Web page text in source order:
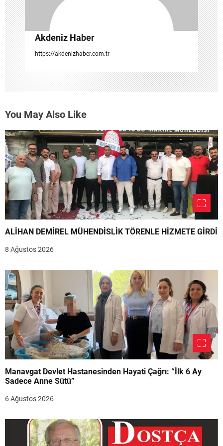
Akdeniz Haber
https://akdenizhaber.com.tr
You May Also Like
ALİHAN DEMİREL MÜHENDİSLİK TÖRENLE HİZMETE GİRDİ
8 Ağustos 2026
Manavgat Devlet Hastanesinden Hayati Çağrı: “İlk 6 Ay
Sadece Anne Sütü”
6 Ağustos 2026